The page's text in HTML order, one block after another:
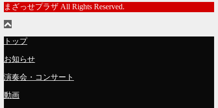
まざっせプラザ All Rights Reserved.
トップ
お知らせ
演奏会・コンサート
動画